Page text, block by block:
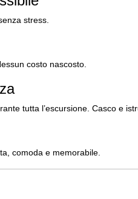
stress.
costo nascosto.
tutta l’escursione. Casco e
comoda e memorabile.